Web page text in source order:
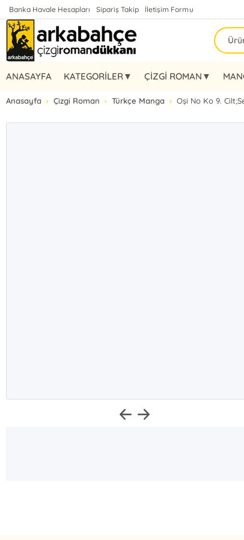
Banka Havale Hesapları Sipariş Takip İletişim Formu
ANASAYFA KATEGORİLER▼ ÇİZGİ ROMAN▼
Anasayfa Çizgi Roman Türkçe Manga Oşi No Ko 9.